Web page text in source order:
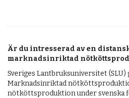
Är du intresserad av en
marknadsinriktad
Sveriges Lantbruksuniversitet (SLU)
Marknadsinriktad
nötköttsproduktion under svenska